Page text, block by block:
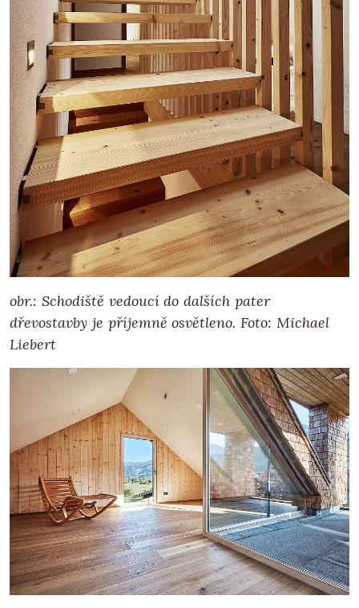
obr.: Schodiště vedoucí do dalších pater
dřevostavby je příjemně osvětleno. Foto: Michael
Liebert